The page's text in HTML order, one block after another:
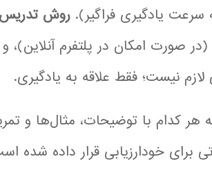
روش
صورت امکان در پلتفرم آنلاین)،
نیست؛ فقط علاقه به یادگیری.
است که هر کدام با توضیحات، مثال‌ها و
برای خودارزیابی قرار داده شده